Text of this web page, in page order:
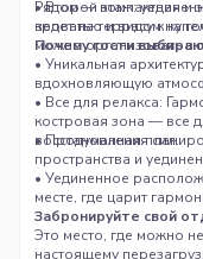
Рядом — компактная и
ведет на террасу к
• Второй этаж:
кроватью и видом на
можно организовать в
Почему гости
• Уникальная
вдохновляющую
• Все для релакса:
костровая зона — все
восстановления сил.
• Продуманная
пространства и
• Уединенное
месте, где царит
Забронируйте свой
Это место, где можно
настоящему